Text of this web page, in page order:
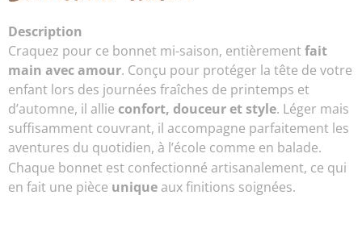
Description
Craquez pour ce bonnet mi-saison, entièrementfait
main avec amour. Conçu pour protéger la tête de votre
enfant lors des journées fraîches de printemps et
d’automne, il allie confort, douceur et style. Léger mais
suffisamment couvrant, il accompagne parfaitement les
aventures du quotidien, à l’école comme en balade.
Chaque bonnet est confectionné artisanalement, ce qui
en fait une pièce unique aux finitions soignées.